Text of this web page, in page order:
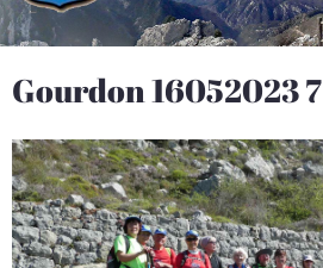
Gourdon 16052023 7